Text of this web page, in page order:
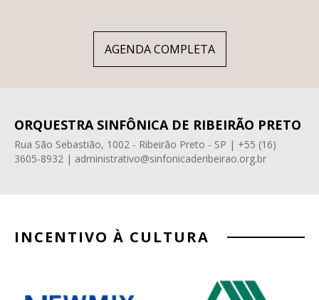
AGENDA COMPLETA
ORQUESTRA SINFÔNICA DE RIBEIRÃO PRETO
Rua São Sebastião, 1002 - Ribeirão Preto - SP | +55 (16)
3605-8932 | administrativo@sinfonicaderibeirao.org.br
INCENTIVO À CULTURA